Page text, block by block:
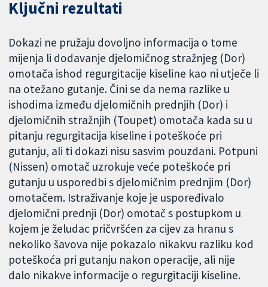
Ključni rezultati
Dokazi ne pružaju dovoljno informacija o tome
mijenja li dodavanje djelomičnog stražnjeg (Dor)
omotača ishod regurgitacije kiseline kao ni utječe li
na otežano gutanje. Čini se da nema razlike u
ishodima između djelomičnih prednjih (Dor) i
djelomičnih stražnjih (Toupet) omotača kada su u
pitanju regurgitacija kiseline i poteškoće pri
gutanju, ali ti dokazi nisu sasvim pouzdani. Potpuni
(Nissen) omotač uzrokuje veće poteškoće pri
gutanju u usporedbi s djelomičnim prednjim (Dor)
omotačem. Istraživanje koje je uspoređivalo
djelomični prednji (Dor) omotač s postupkom u
kojem je želudac pričvršćen za cijev za hranu s
nekoliko šavova nije pokazalo nikakvu razliku kod
poteškoća pri gutanju nakon operacije, ali nije
dalo nikakve informacije o regurgitaciji kiseline.